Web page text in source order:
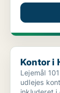
Kontor i
Kontor i
Lejemål 101 På Avedøreholm 84, 2650 Hvidovre
udlejes